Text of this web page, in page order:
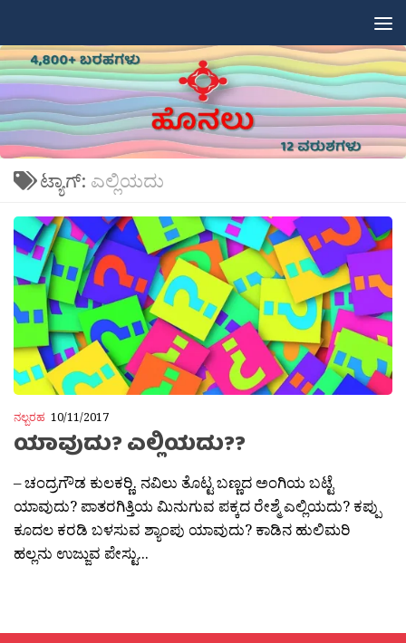
ಟ್ಯಾಗ್: ಎಲ್ಲಿಯದು
ನಲ್ಬರಹ 10/11/2017
ಯಾವುದು? ಎಲ್ಲಿಯದು??
– ಚಂದ್ರಗೌಡ ಕುಲಕರ‍್ಣಿ. ನವಿಲು ತೊಟ್ಟ ಬಣ್ಣದ ಅಂಗಿಯ ಬಟ್ಟೆ
ಯಾವುದು? ಪಾತರಗಿತ್ತಿಯ ಮಿನುಗುವ ಪಕ್ಕದ ರೇಶ್ಮೆ ಎಲ್ಲಿಯದು? ಕಪ್ಪು
ಕೂದಲ ಕರಡಿ ಬಳಸುವ ಶ್ಯಾಂಪು ಯಾವುದು? ಕಾಡಿನ ಹುಲಿಮರಿ
ಹಲ್ಲನು ಉಜ್ಜುವ ಪೇಸ್ಟು...